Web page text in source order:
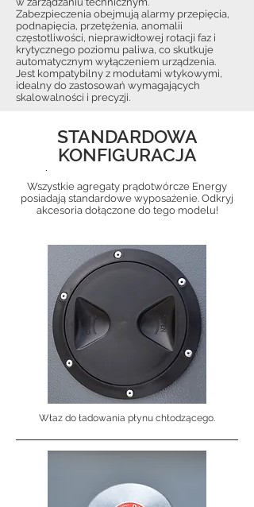
Zabezpieczenia obejmują alarmy przepięcia,
podnapięcia, przetężenia, anomalii
częstotliwości, nieprawidłowej rotacji faz i
krytycznego poziomu paliwa, co skutkuje
automatycznym wyłączeniem urządzenia.
Jest kompatybilny z modułami wtykowymi,
idealny do zastosowań wymagających
skalowalności i precyzji.
STANDARDOWA
KONFIGURACJA
Wszystkie agregaty prądotwórcze Energy
posiadają standardowe wyposażenie. Odkryj
akcesoria dołączone do tego modelu!
Właz do ładowania płynu chłodzącego.